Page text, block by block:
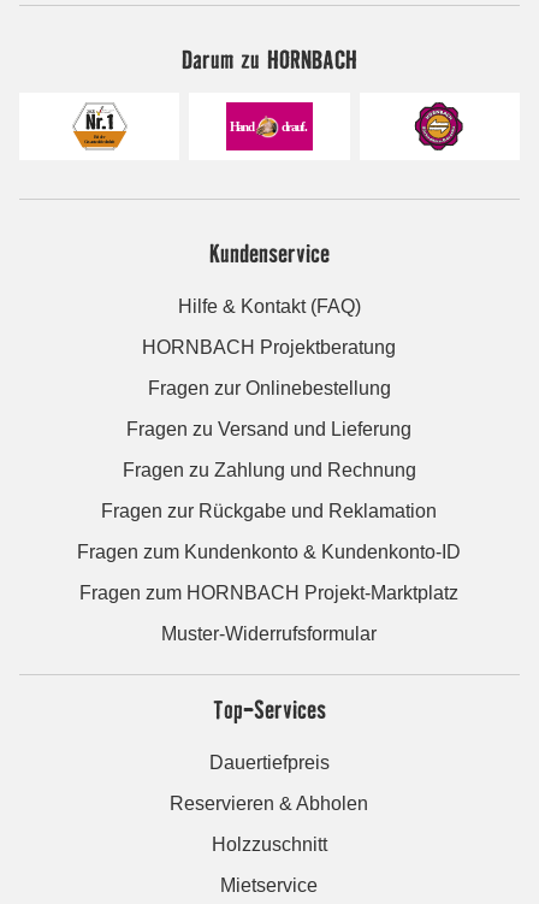
Darum zu HORNBACH
Kundenservice
Hilfe & Kontakt (FAQ)
HORNBACH Projektberatung
Fragen zur Onlinebestellung
Fragen zu Versand und Lieferung
Fragen zu Zahlung und Rechnung
Fragen zur Rückgabe und Reklamation
Fragen zum Kundenkonto & Kundenkonto-ID
Fragen zum HORNBACH Projekt-Marktplatz
Muster-Widerrufsformular
Top-Services
Dauertiefpreis
Reservieren & Abholen
Holzzuschnitt
Mietservice